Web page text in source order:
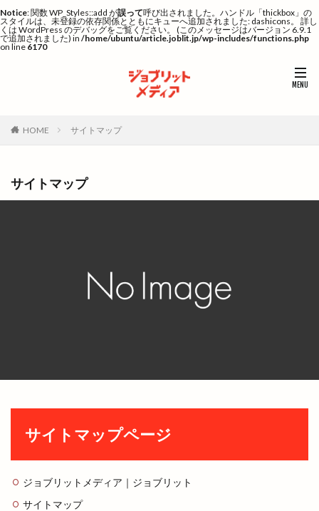
Notice: 関数 WP_Styles::add が誤って呼び出されました。ハンドル「thickbox」の
スタイルは、未登録の依存関係とともにキューへ追加されました: dashicons。 詳し
くは WordPress のデバッグをご覧ください。 (このメッセージはバージョン 6.9.1
で追加されました) in /home/ubuntu/article.joblit.jp/wp-includes/functions.php
on line 6170
HOME サイトマップ
サイトマップ
サイトマップページ
ジョブリットメディア｜ジョブリット
サイトマップ